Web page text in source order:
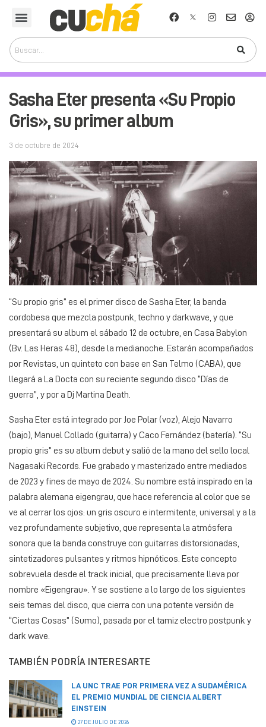
Sasha Eter presenta «Su Propio
Gris», su primer album
3 de octubre de 2024
“Su propio gris” es el primer disco de Sasha Eter, la banda
cordobesa que mezcla postpunk, techno y darkwave, y que
presentará su album el sábado 12 de octubre, en Casa Babylon
(Bv. Las Heras 48), desde la medianoche. Estarán acompañados
por Revistas, un quinteto con base en San Telmo (CABA), que
llegará a La Docta con su reciente segundo disco “Días de
guerra”, y por a Dj Martina Death.
Sasha Eter está integrado por Joe Polar (voz), Alejo Navarro
(bajo), Manuel Collado (guitarra) y Caco Fernández (batería). “Su
propio gris” es su album debut y salió de la mano del sello local
Nagasaki Records. Fue grabado y masterizado entre mediados
de 2023 y fines de mayo de 2024. Su nombre está inspirado en la
palabra alemana eigengrau, que hace referencia al color que se
ve al cerrar los ojos: un gris oscuro e intermitente, universal y a la
vez profundamente subjetivo, que representa la atmósfera
sonora que la banda construye con guitarras distorsionadas,
sintetizadores pulsantes y ritmos hipnóticos. Este concepto
sobrevuela desde el track inicial, que precisamente lleva por
nombre «Eigengrau». Y se sostiene a lo largo de los siguientes
seis temas del disco, que cierra con una potente versión de
“Ciertas Cosas” (Sumo), pasada por el tamiz electro postpunk y
dark wave.
TAMBIÉN PODRÍA INTERESARTE
LA UNC TRAE POR PRIMERA VEZ A SUDAMÉRICA
EL PREMIO MUNDIAL DE CIENCIA ALBERT
EINSTEIN
27 DE JULIO DE 2026